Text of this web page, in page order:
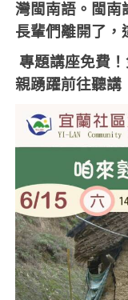
灣閩南語。閩南
長輩們離開了，
專題講座免費
親踴躍前往聽講